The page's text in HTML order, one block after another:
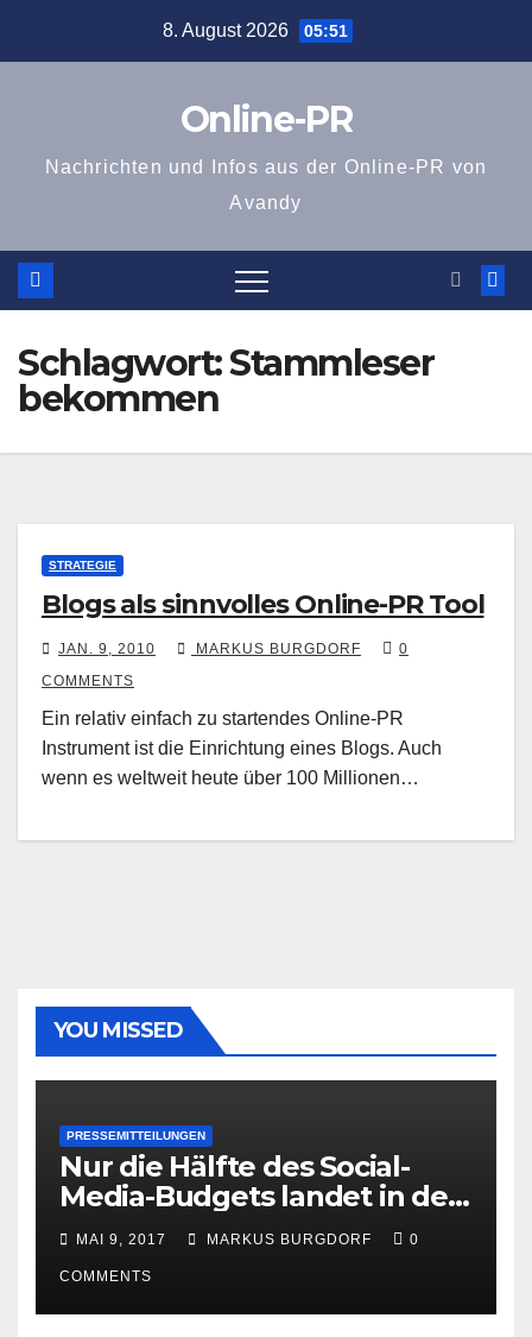
8. August 2026 05:51
Online-PR
Nachrichten und Infos aus der Online-PR von
Avandy
Schlagwort:Stammleser
bekommen
STRATEGIE
Blogs als sinnvolles Online-PR Tool
JAN. 9, 2010 MARKUS BURGDORF
0
COMMENTS
Ein relativ einfach zu startendes Online-PR
Instrument ist die Einrichtung eines Blogs. Auch
wenn es weltweit heute über 100 Millionen…
YOU MISSED
PRESSEMITTEILUNGEN
Nur die Hälfte des Social-
Media-Budgets landet in der
PRMAI 9, 2017 MARKUS BURGDORF 0
COMMENTS